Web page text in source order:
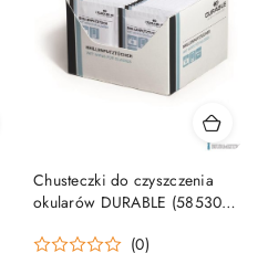
Chusteczki do czyszczenia
okularów DURABLE (585302)
(0)